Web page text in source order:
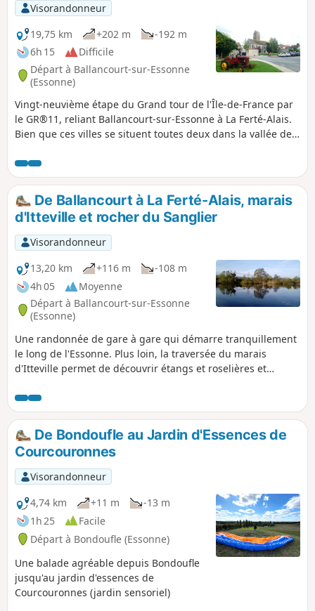
Visorandonneur
19,75 km
+202 m
-192 m
6h 15
Difficile
Départ à Ballancourt-sur-Essonne
(Essonne)
Vingt-neuvième étape du Grand tour de l'Île-de-France par
le GR®11, reliant Ballancourt-sur-Essonne à La Ferté-Alais.
Bien que ces villes se situent toutes deux dans la vallée de
surplombant la vallée côté Est, dans le Parc Naturel
Régional du Gâtinais français, jusqu'au charmant village de
Mondeville. Le GR® chemine alors entre vallée, forêts
agrémentées de blocs de grès et plateaux agricoles. Cette
étape est plus courte que les précédentes mais n'est pas
exempte de difficultés car elle arpente toujours des
portions de terrain escarpé de type forêt de Fontainebleau,
notamment autour de Mondeville. L'itinéraire permet
également de découvrir certaines curiosités insolites,
comme les Roches du Père La Musique à Ballancourt.
De Ballancourt à La Ferté-Alais, marais
d'Itteville et rocher du Sanglier
Visorandonneur
13,20 km
+116 m
-108 m
4h 05
Moyenne
Départ à Ballancourt-sur-Essonne
(Essonne)
Une randonnée de gare à gare qui démarre tranquillement
le long de l'Essonne. Plus loin, la traversée du marais
d'Itteville permet de découvrir étangs et roselières et
Après avoir croisé un imposant menhir, on gravit la Butte
d'Itteville. On accède ensuite au chaos de rochers du
Sanglier. La randonnée s'achève par une déambulation
dans les ruelles de La Ferté-Alais.
De Bondoufle au Jardin d'Essences de
Courcouronnes
Visorandonneur
4,74 km
+11 m
-13 m
1h 25
Facile
Départ à Bondoufle (Essonne)
Une balade agréable depuis Bondoufle
jusqu'au jardin d'essences de
Courcouronnes (jardin sensoriel)